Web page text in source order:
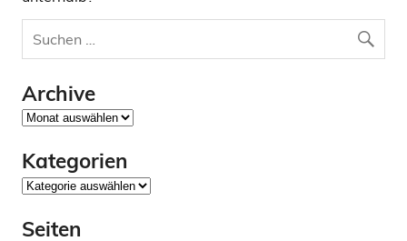
Archive
Archive
Kategorien
Kategorien
Seiten